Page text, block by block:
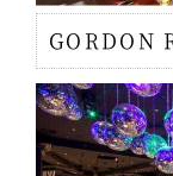
GORDON